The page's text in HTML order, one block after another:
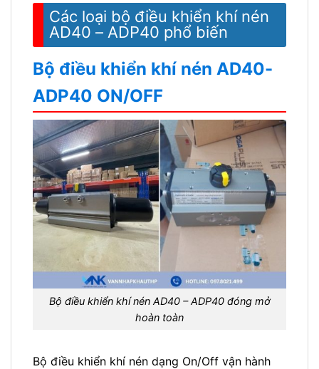
Các loại bộ điều khiển khí nén
AD40 – ADP40 phổ biến
Bộ điều khiển khí nén AD40-
ADP40 ON/OFF
Bộ điều khiển khí nén AD40 – ADP40 đóng mở
hoàn toàn
Bộ điều khiển khí nén dạng On/Off vận hành